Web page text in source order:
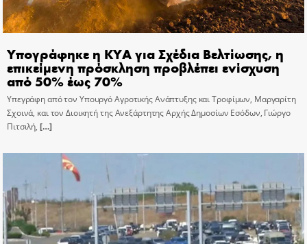
Υπογράφηκε η ΚΥΑ για Σχέδια Βελτίωσης, η
επικείμενη πρόσκληση προβλέπει ενίσχυση
από 50% έως 70%
Υπεγράφη από τον Υπουργό Αγροτικής Ανάπτυξης και Τροφίμων, Μαργαρίτη
Σχοινά, και τον Διοικητή της Ανεξάρτητης Αρχής Δημοσίων Εσόδων, Γιώργο
Πιτσιλή, […]